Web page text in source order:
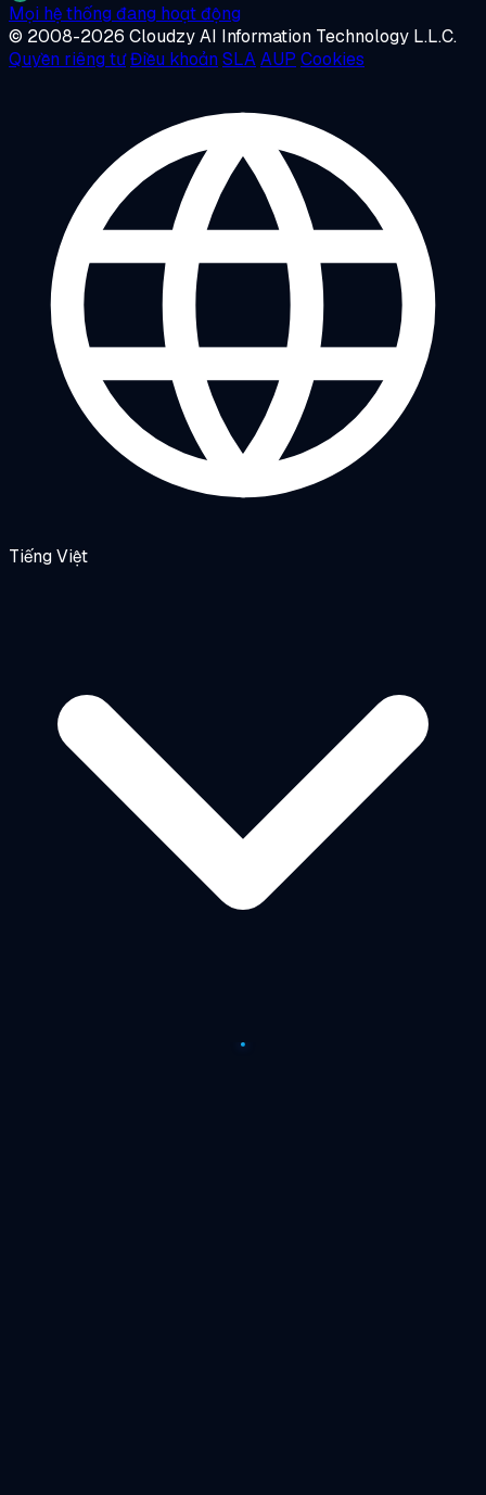
Mọi hệ thống đang hoạt động
© 2008-2026 Cloudzy AI Information Technology L.L.C.
Quyền riêng tưĐiều khoản SLAAUP Cookies
Tiếng Việt